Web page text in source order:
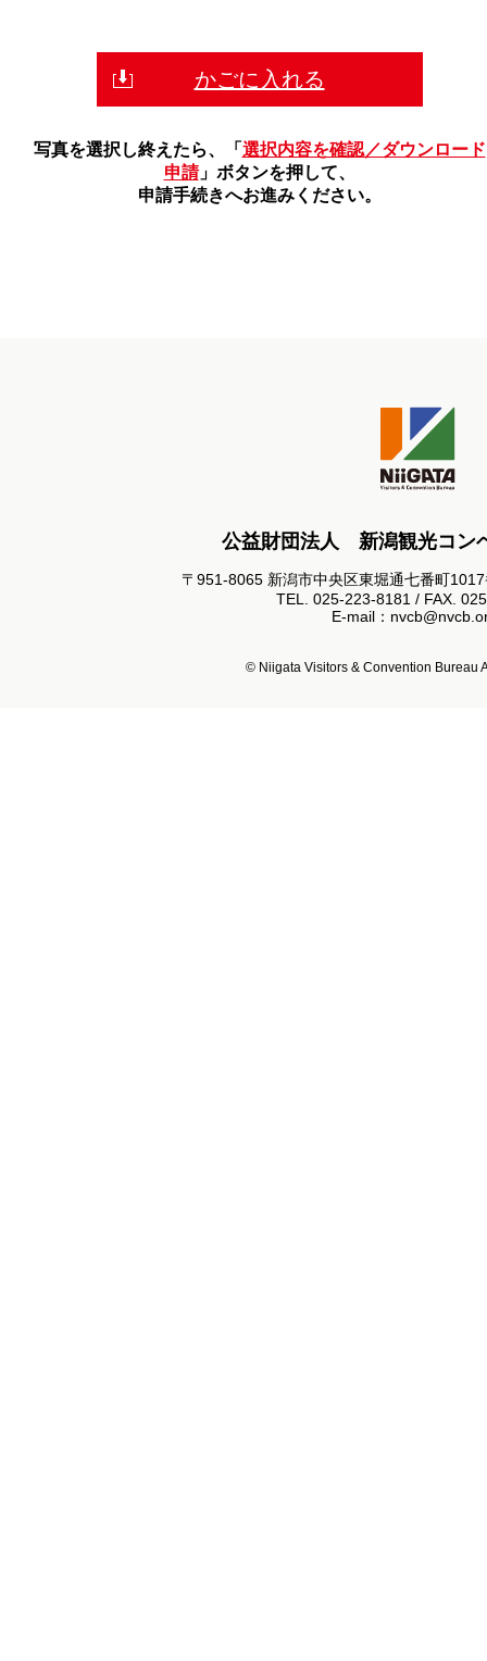
かごに入れる
写真を選択し終えたら、「 選択内容を確認／ダウンロード
申請」ボタンを押して、
申請手続きへお進みください。
公益財団法人 新潟観光コン
〒951-8065 新潟市中央区東堀通七番町
TEL. 025-223-8181 / FAX.
E-mail：
© Niigata Visitors & Convention Bureau